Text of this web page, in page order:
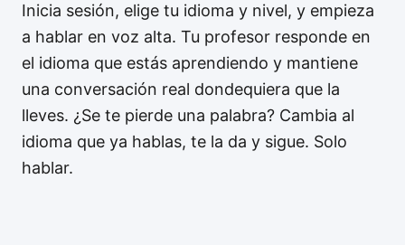
Inicia sesión, elige tu idioma y nivel, y empieza
a hablar en voz alta. Tu profesor responde en
el idioma que estás aprendiendo y mantiene
una conversación real dondequiera que la
lleves. ¿Se te pierde una palabra? Cambia al
idioma que ya hablas, te la da y sigue. Solo
hablar.